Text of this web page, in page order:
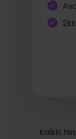
Kaikki